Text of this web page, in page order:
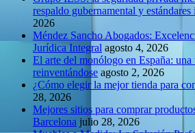
respaldo gubernamental y estándares
2026
Méndez Sancho Abogados:
Jurídica Integral agosto 4, 2026
El arte del monólogo en España:
reinventándose agosto 2, 2026
¿Cómo elegir la mejor tienda para
28, 2026
Mejores sitios para comprar
Barcelona julio 28, 2026